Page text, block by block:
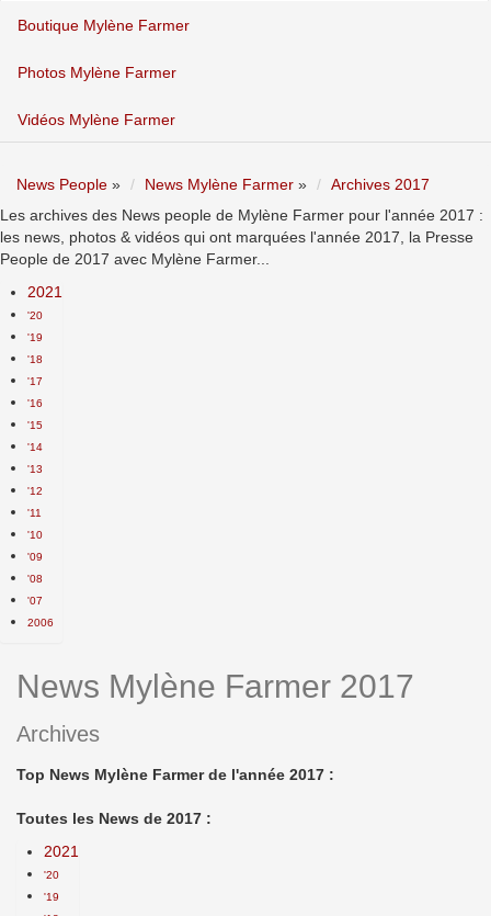
Boutique Mylène Farmer
Photos Mylène Farmer
Vidéos Mylène Farmer
News People » News Mylène Farmer »
Archives 2017
Les archives des News people de Mylène Farmer pour l'année 2017 :
les news, photos & vidéos qui ont marquées l'année 2017, la Presse
People de 2017 avec Mylène Farmer...
2021
'20
'19
'18
'17
'16
'15
'14
'13
'12
'11
'10
'09
'08
'07
2006
News Mylène Farmer 2017
Archives
Top News Mylène Farmer de l'année 2017 :
Toutes les News de 2017 :
2021
'20
'19